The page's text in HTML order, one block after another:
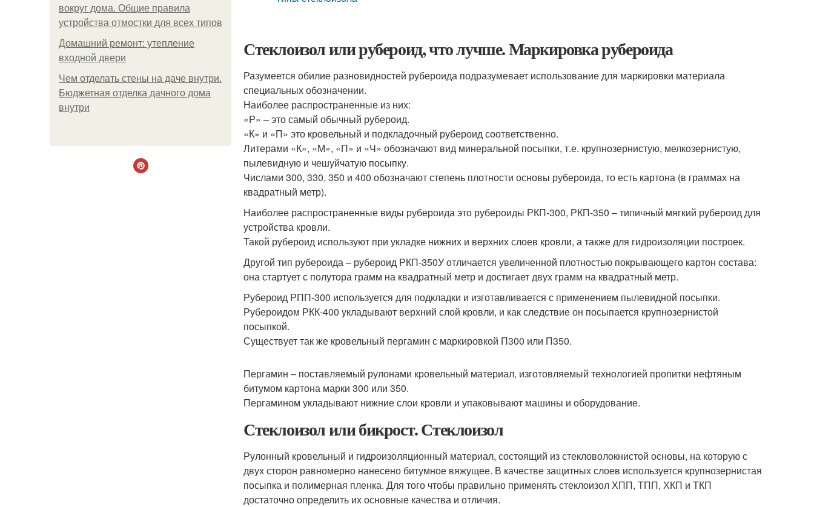
вокруг дома. Общие правила
устройства отмостки для всех типов
Домашний ремонт: утепление
входной двери
Чем отделать стены на даче внутри.
Бюджетная отделка дачного дома
внутри
Стеклоизол или рубероид, что лучше. Маркировка рубероида
Разумеется обилие разновидностей рубероида подразумевает использование для маркировки материала
специальных обозначении.
Наиболее распространенные из них:
«Р» – это самый обычный рубероид.
«К» и «П» это кровельный и подкладочный рубероид соответственно.
Литерами «К», «М», «П» и «Ч» обозначают вид минеральной посыпки, т.е. крупнозернистую, мелкозернистую,
пылевидную и чешуйчатую посыпку.
Числами 300, 330, 350 и 400 обозначают степень плотности основы рубероида, то есть картона (в граммах на
квадратный метр).
Наиболее распространенные виды рубероида это рубероиды РКП-300, РКП-350 – типичный мягкий рубероид для
устройства кровли.
Такой рубероид используют при укладке нижних и верхних слоев кровли, а также для гидроизоляции построек.
Другой тип рубероида – рубероид РКП-350У отличается увеличенной плотностью покрывающего картон состава:
она стартует с полутора грамм на квадратный метр и достигает двух грамм на квадратный метр.
Рубероид РПП-300 используется для подкладки и изготавливается с применением пылевидной посыпки.
Рубероидом РКК-400 укладывают верхний слой кровли, и как следствие он посыпается крупнозернистой
посыпкой.
Существует так же кровельный пергамин с маркировкой П300 или П350.
Пергамин – поставляемый рулонами кровельный материал, изготовляемый технологией пропитки нефтяным
битумом картона марки 300 или 350.
Пергамином укладывают нижние слои кровли и упаковывают машины и оборудование.
Стеклоизол или бикрост. Стеклоизол
Рулонный кровельный и гидроизоляционный материал, состоящий из стекловолокнистой основы, на которую с
двух сторон равномерно нанесено битумное вяжущее. В качестве защитных слоев используется крупнозернистая
посыпка и полимерная пленка. Для того чтобы правильно применять стеклоизол ХПП, ТПП, ХКП и ТКП
достаточно определить их основные качества и отличия.